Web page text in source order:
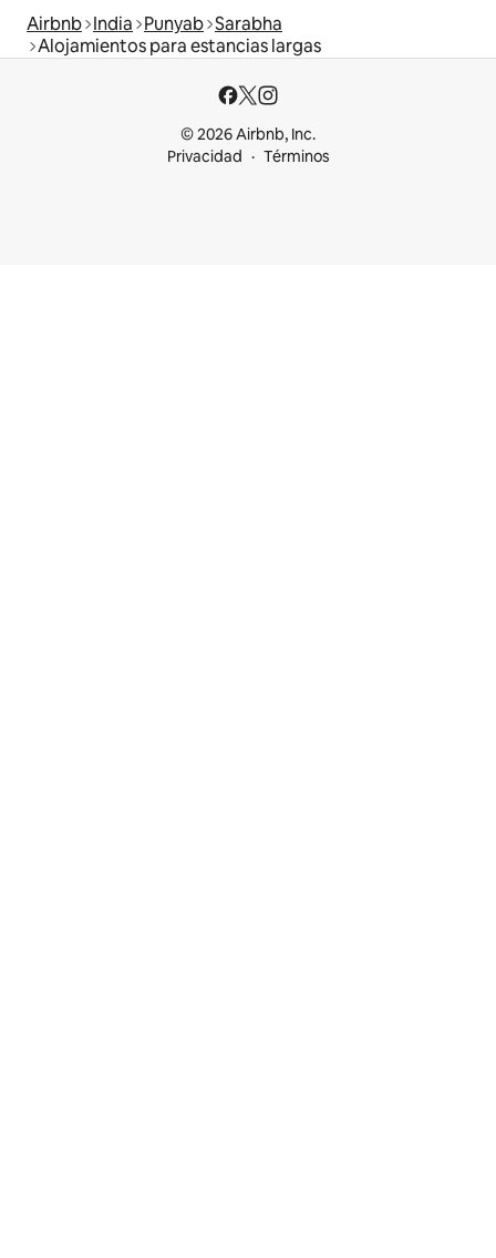
Airbnb India Punyab Sarabha
Alojamientos para estancias largas
© 2026 Airbnb, Inc.
Privacidad
Términos